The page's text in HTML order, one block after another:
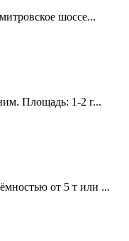
шоссе...
Площадь: 1-2 г...
от 5 т или ...